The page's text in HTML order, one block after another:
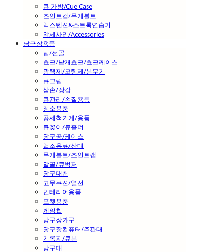
큐 가방/Cue Case
조인트캡/무게볼트
익스텐션&스트록연습기
악세사리/Accessories
당구장용품
팁/선골
쵸크/낱개쵸크/쵸크케이스
광택제/코팅제/분무기
큐그립
삼손/장갑
큐관리/손질용품
청소용품
공세척기계/용품
큐꽂이/큐홀더
당구공/케이스
업소용큐/상대
무게볼트/조인트캡
말골/큐범퍼
당구대천
고무쿠션/열선
인테리어용품
포켓용품
게임칩
당구장가구
당구장컴퓨터/주판대
기록지/큐분
당구대